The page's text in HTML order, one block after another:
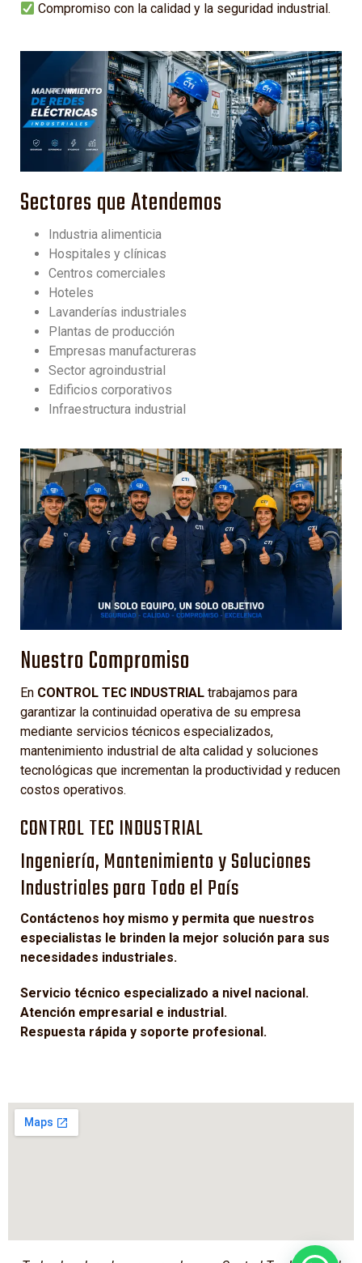
Compromiso con la calidad y la seguridad industrial.
Sectores que Atendemos
Industria alimenticia
Hospitales y clínicas
Centros comerciales
Hoteles
Lavanderías industriales
Plantas de producción
Empresas manufactureras
Sector agroindustrial
Edificios corporativos
Infraestructura industrial
Nuestro Compromiso
En CONTROL TEC INDUSTRIAL trabajamos para
garantizar la continuidad operativa de su empresa
mediante servicios técnicos especializados,
mantenimiento industrial de alta calidad y soluciones
tecnológicas que incrementan la productividad y reducen
costos operativos.
CONTROL TEC INDUSTRIAL
Ingeniería, Mantenimiento y Soluciones
Industriales para Todo el País
Contáctenos hoy mismo y permita que nuestros
especialistas le brinden la mejor solución para sus
necesidades industriales.
Servicio técnico especializado a nivel nacional.
Atención empresarial e industrial.
Respuesta rápida y soporte profesional.